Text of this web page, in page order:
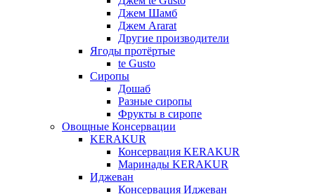
Джем Шамб
Джем Ararat
Другие производители
Ягоды протёртые
te Gusto
Сиропы
Дошаб
Разные сиропы
Фрукты в сиропе
Овощные Консервации
KERAKUR
Консервация KERAKUR
Маринады KERAKUR
Иджеван
Консервация Иджеван